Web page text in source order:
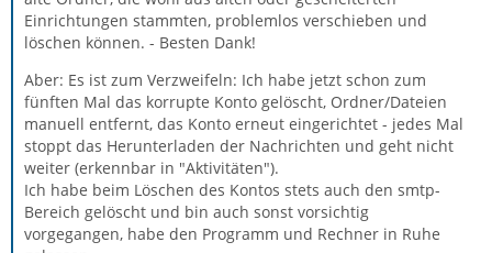
Einrichtungen stammten, problemlos verschieben und
löschen können. - Besten Dank!
Aber: Es ist zum Verzweifeln: Ich habe jetzt schon zum
fünften Mal das korrupte Konto gelöscht, Ordner/Dateien
manuell entfernt, das Konto erneut eingerichtet - jedes Mal
stoppt das Herunterladen der Nachrichten und geht nicht
weiter (erkennbar in "Aktivitäten").
Ich habe beim Löschen des Kontos stets auch den smtp-
Bereich gelöscht und bin auch sonst vorsichtig
vorgegangen, habe den Programm und Rechner in Ruhe